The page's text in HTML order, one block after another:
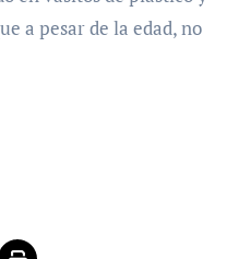
a pesar de la edad, no